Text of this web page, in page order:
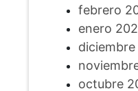
febrero
enero
diciembre
octubre